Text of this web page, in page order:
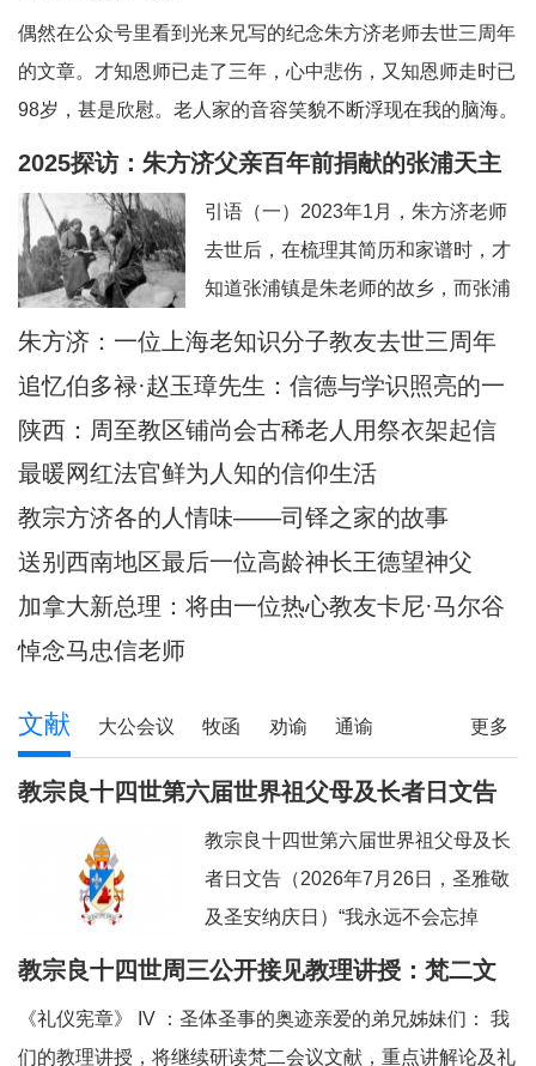
偶然在公众号里看到光来兄写的纪念朱方济老师去世三周年
的文章。才知恩师已走了三年，心中悲伤，又知恩师走时已
98岁，甚是欣慰。老人家的音容笑貌不断浮现在我的脑海。
一、和蔼可亲的英语老师——上海教区知识分子的典范。老
永远笑眯眯。但对我们的学习极其认真和严肃
2025探访：朱方济父亲百年前捐献的张浦天主
堂+后记：佘山校友怀念恩师
引语（一）2023年1月，朱方济老师
去世后，在梳理其简历和家谱时，才
知道张浦镇是朱老师的故乡，而张浦
最早的老堂是其父母早年捐献的祖
也提供了一些史料。当时一点也没想
到日后还有机会探访张浦堂区。2025
年2月24—28日，应苏州教区徐宏根
主教的邀请，前去苏州教区主教公署
陪伴当地神父们避
朱方济：一位上海老知识分子教友去世三周年
追忆伯多禄·赵玉璋先生：信德与学识照亮的一
生
陕西：周至教区铺尚会古稀老人用祭衣架起信
仰与文化传承之桥
最暖网红法官鲜为人知的信仰生活
教宗方济各的人情味——司铎之家的故事
送别西南地区最后一位高龄神长王德望神父
加拿大新总理：将由一位热心教友卡尼·马尔谷
担任
悼念马忠信老师
更多
文献 大公会议 牧函 劝谕 通谕
文告 其它
教宗良十四世第六届世界祖父母及长者日文告
教宗良十四世第六届世界祖父母及长
者日文告（2026年7月26日，圣雅敬
及圣安纳庆日）“我永远不会忘掉
你。”（参阅：依四十九 15）亲爱的
的口，许诺祂永远都不会忘掉我们任
教宗良十四世周三公开接见教理讲授：梵二文
《礼仪宪章》 IV ：圣体圣事的奥迹亲爱的弟兄姊妹们： 我
们的教理讲授，将继续研读梵二会议文献，重点讲解论及礼